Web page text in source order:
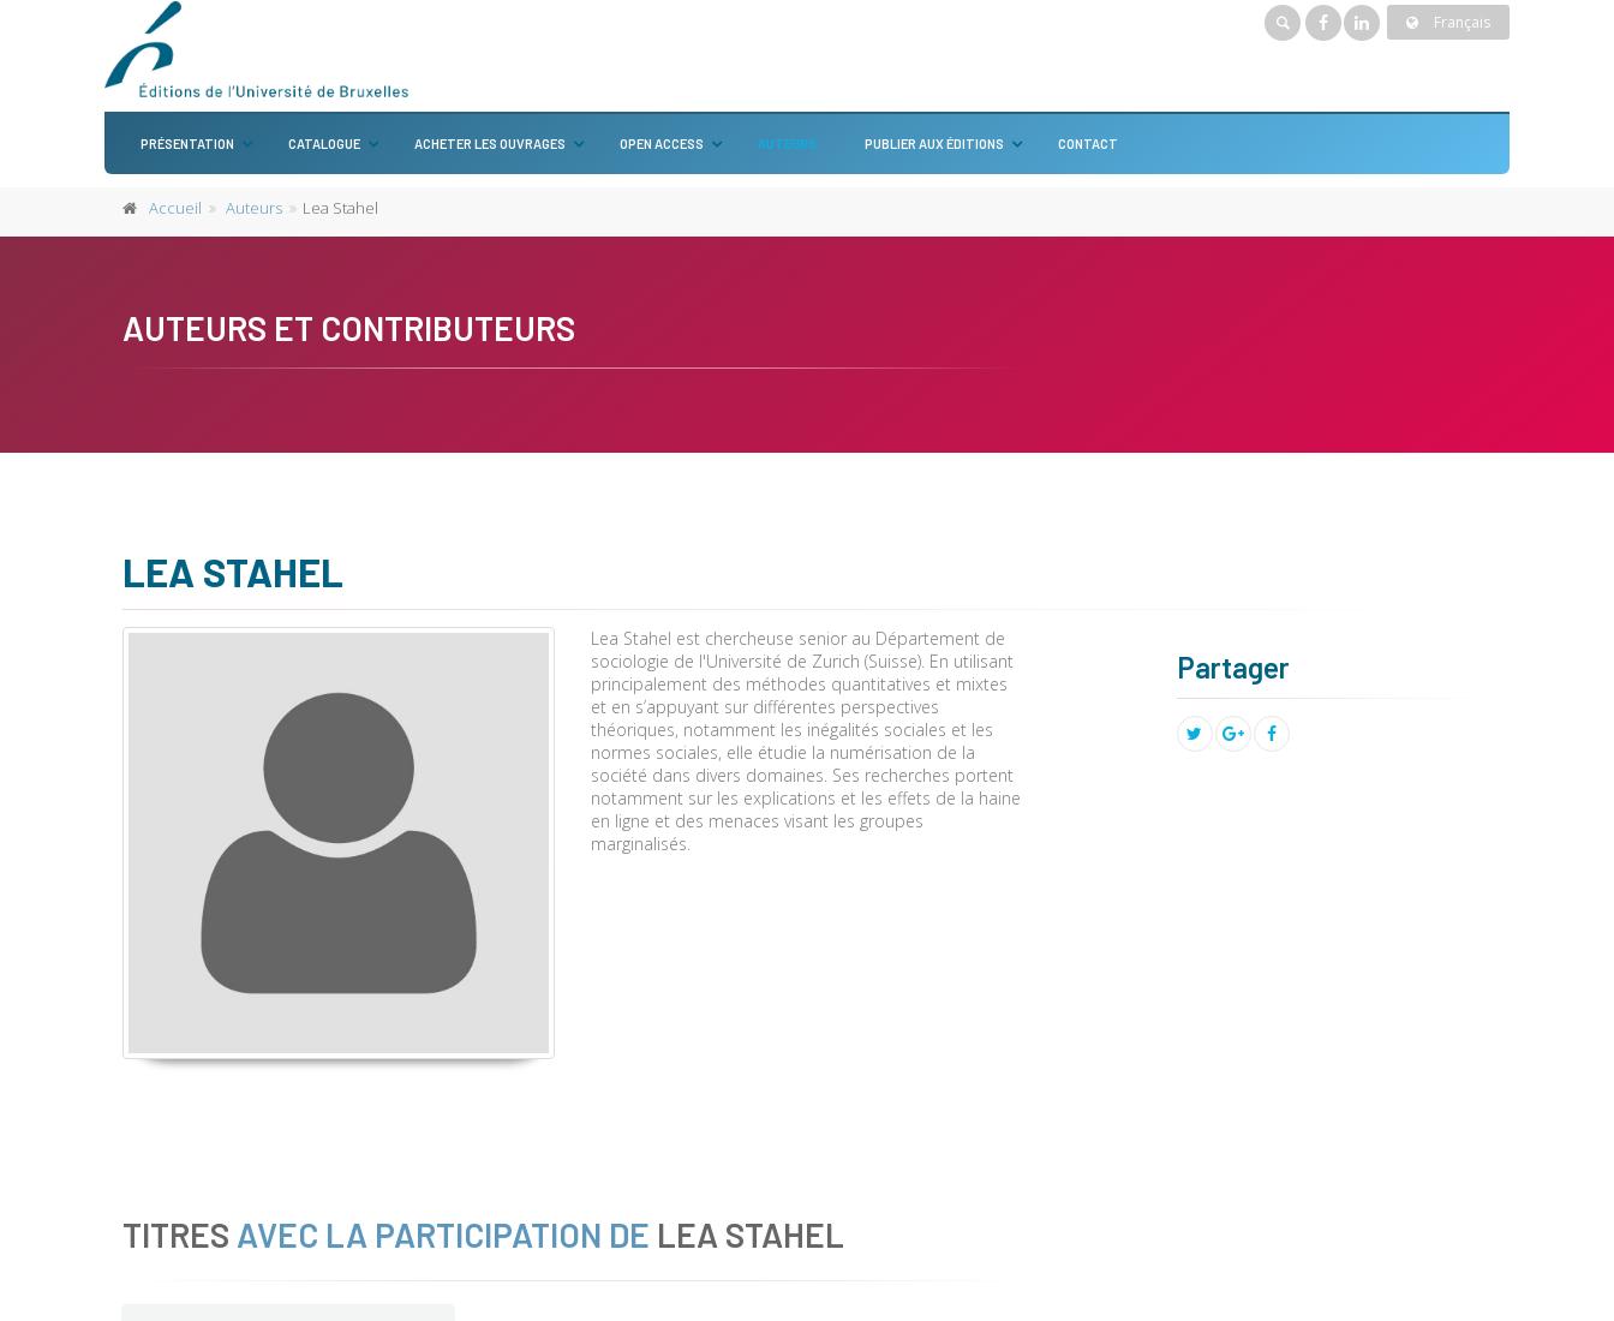
Français
PRÉSENTATION CATALOGUE ACHETER LES OUVRAGES OPEN ACCESS AUTEURS PUBLIER AUX ÉDITIONS CONTACT
Accueil Auteurs Lea Stahel
AUTEURS ET CONTRIBUTEURS
LEA STAHEL
Lea Stahel est chercheuse senior au Département de
sociologie de l'Université de Zurich (Suisse). En utilisant
principalement des méthodes quantitatives et mixtes
et en s’appuyant sur différentes perspectives
théoriques, notamment les inégalités sociales et les
normes sociales, elle étudie la numérisation de la
société dans divers domaines. Ses recherches portent
notamment sur les explications et les effets de la haine
en ligne et des menaces visant les groupes
marginalisés.
Partager
TITRES AVEC LA PARTICIPATION DE LEA STAHEL